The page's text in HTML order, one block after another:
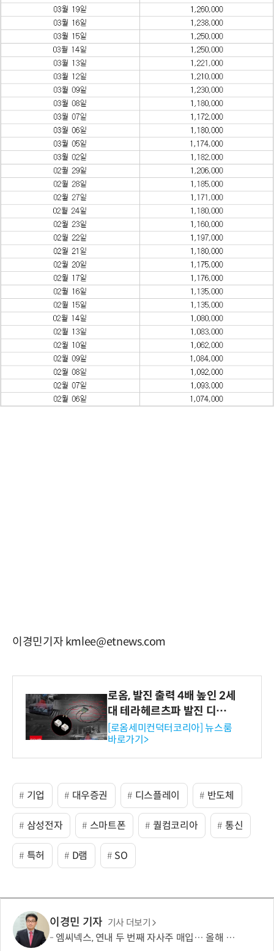
이경민기자 kmlee@etnews.com
로옴, 발진 출력 4배 높인 2세
대 테라헤르츠파 발진 디바이
스 개발
[로옴세미컨덕터코리아] 뉴스룸
바로가기>
기업 대우증권 디스플레이 반도체
삼성전자 스마트폰 퀄컴코리아 통신
특허 D램 SO
이경민 기자 기사 더보기
엠씨넥스, 연내 두 번째 자사주 매입… 올해 취득분 전량 소각